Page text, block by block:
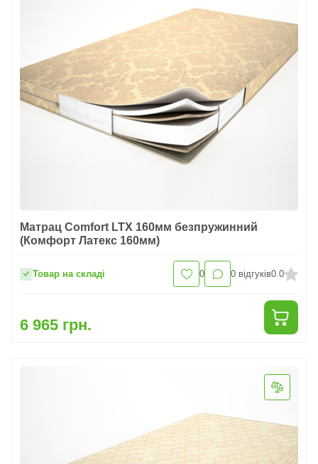
Матрац Comfort LTX 160мм безпружинний
(Комфорт Латекс 160мм)
Товар на складі 0 0 відгуків0.0
6 965 грн.